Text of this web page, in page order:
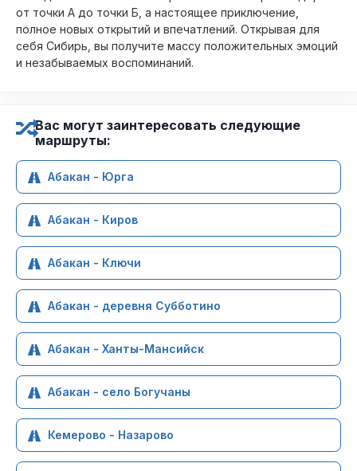
от точки А до точки Б, а настоящее приключение,
полное новых открытий и впечатлений. Открывая для
себя Сибирь, вы получите массу положительных эмоций
и незабываемых воспоминаний.
Вас могут заинтересовать следующие
маршруты:
Абакан - Юрга
Абакан - Киров
Абакан - Ключи
Абакан - деревня Субботино
Абакан - Ханты-Мансийск
Абакан - село Богучаны
Кемерово - Назарово